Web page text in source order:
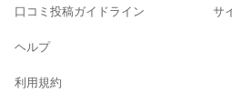
口コミ投稿ガイドライン
ヘルプ
利用規約
サ